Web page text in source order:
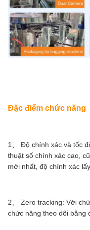
Đặc điểm chức năng
1、 Độ chính xác và tốc
thuật số chính xác cao,
mới nhất, độ chính xác
2、 Zero tracking: Với
chức năng theo dõi bằng